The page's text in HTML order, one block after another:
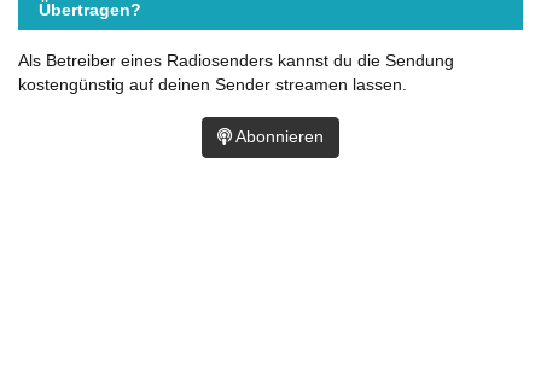
Übertragen?
Als Betreiber eines Radiosenders kannst du die Sendung
kostengünstig auf deinen Sender streamen lassen.
Abonnieren